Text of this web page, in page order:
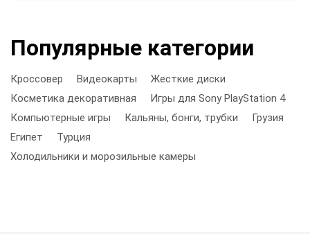
Популярные категории
Кроссовер Видеокарты
Жесткие диски
Косметика декоративная
Игры для Sony PlayStation 4
Компьютерные игры
Кальяны, бонги, трубки
Грузия
Египет
Турция
Холодильники и морозильные камеры